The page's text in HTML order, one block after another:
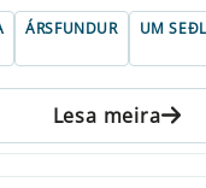
ÁRSFUNDUR UM
Lesa meira